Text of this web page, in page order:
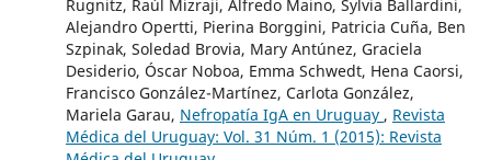
Rugnitz, Raúl Mizraji, Alfredo Maino, Sylvia Ballardini,
Alejandro Opertti, Pierina Borggini, Patricia Cuña, Ben
Szpinak, Soledad Brovia, Mary Antúnez, Graciela
Desiderio, Óscar Noboa, Emma Schwedt, Hena Caorsi,
Francisco González-Martínez, Carlota González,
Mariela Garau, Nefropatía IgA en Uruguay , Revista
Médica del Uruguay: Vol. 31 Núm. 1 (2015): Revista